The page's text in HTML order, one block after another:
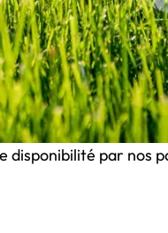
disponibilité par nos